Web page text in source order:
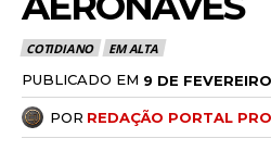
COTIDIANO EM ALTA
PUBLICADO EM 9 DE
POR REDAÇÃO PORTAL